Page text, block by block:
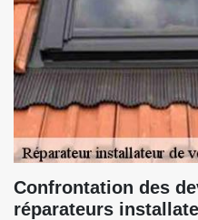
Confrontation des
réparateurs